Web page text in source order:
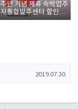
년 기념 제휴 숙박업주
통합발주센터 할인쿠
2019.07.30